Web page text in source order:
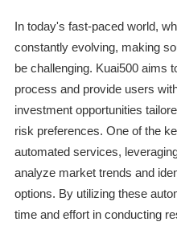
In today's fast-paced world,
constantly evolving, making
be challenging. Kuai500 aims
process and provide users
investment opportunities
risk preferences. One of the
automated services,
analyze market trends and
options. By utilizing these
time and effort in conducting